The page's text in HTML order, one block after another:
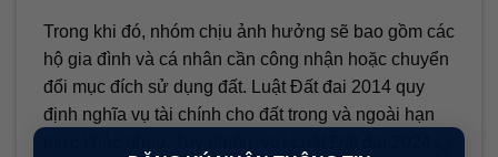
Trong khi đó, nhóm chịu ảnh hưởng sẽ bao gồm các
hộ gia đình và cá nhân cần công nhận hoặc chuyển
đổi mục đích sử dụng đất. Luật Đất đai 2014 quy
định nghĩa vụ tài chính cho đất trong và ngoài hạn